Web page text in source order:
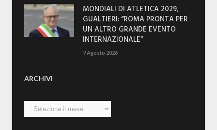
MONDIALI DI ATLETICA 2029,
GUALTIERI: “ROMA PRONTA PER
UN ALTRO GRANDE EVENTO
INTERNAZIONALE”
7 Agosto 2026
ARCHIVI
Archivi